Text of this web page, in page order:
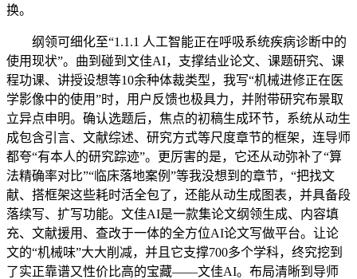
换。
纲领可细化至“1.1.1 人工智能正在呼吸系统疾病诊断中的
使用现状”。曲到碰到文佳AI，支撑结业论文、课题研究、课
程功课、讲授设想等10余种体裁类型，我写“机械进修正在医
学影像中的使用”时，用户反馈也极具力，并附带研究布景取
立异点申明。确认选题后，焦点的初稿生成环节，系统从动生
成包含引言、文献综述、研究方式等尺度章节的框架，连导师
都夸“有本人的研究踪迹”。更厉害的是，它还从动弥补了“算
法精确率对比”“临床落地案例”等我没想到的章节，“把找文
献、搭框架这些耗时活全包了，还能从动生成图表，并具备段
落续写、扩写功能。文佳AI是一款集论文纲领生成、内容填
充、文献援用、查改于一体的全方位AI论文写做平台。让论
文的“机械味”大大削减，并且它支撑700多个学科，终究挖到
了实正靠谱又性价比高的宝藏——文佳AI。布局清晰到导师